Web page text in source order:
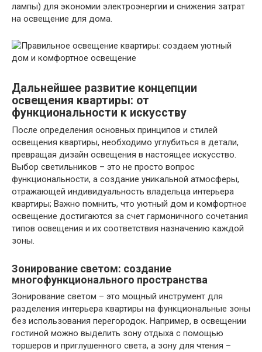
лампы) для экономии электроэнергии и снижения затрат
на освещение для дома.
Дальнейшее развитие концепции
освещения квартиры: от
функциональности к искусству
После определения основных принципов и стилей
освещения квартиры, необходимо углубиться в детали,
превращая дизайн освещения в настоящее искусство.
Выбор светильников – это не просто вопрос
функциональности, а создание уникальной атмосферы,
отражающей индивидуальность владельца интерьера
квартиры; Важно помнить, что уютный дом и комфортное
освещение достигаются за счет гармоничного сочетания
типов освещения и их соответствия назначению каждой
зоны.
Зонирование светом: создание
многофункционального пространства
Зонирование светом – это мощный инструмент для
разделения интерьера квартиры на функциональные зоны
без использования перегородок. Например, в освещении
гостиной можно выделить зону отдыха с помощью
торшеров и приглушенного света, а зону для чтения –